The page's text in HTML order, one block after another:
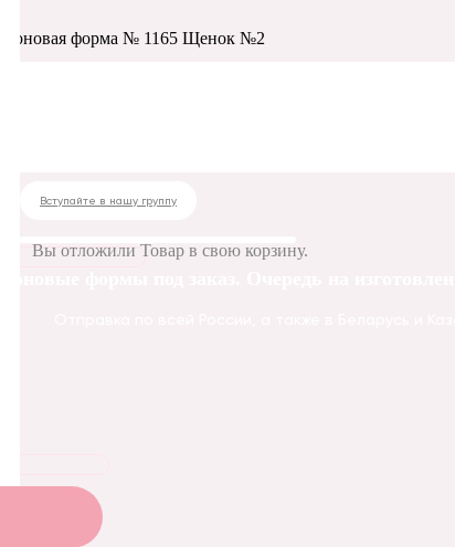
Вступайте в нашу группу
Вы отложилиТовар в свою корзину.
форма № 1165 Щенок №2
№ 1165 Щенок №2